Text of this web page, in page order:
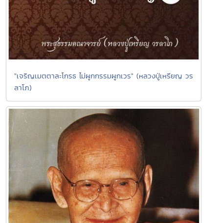
"เจริญเมตตาละโกรธ ไม่ผูกกรรมผูกเวร" (หลวงปู่เหรียญ วร
ลาโภ)